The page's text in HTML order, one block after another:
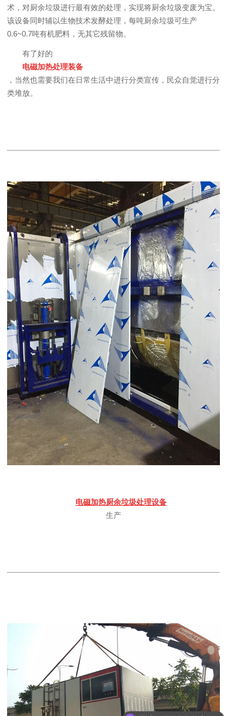
术，对厨余垃圾进行最有效的处理，实现将厨余垃圾变废为宝。
该设备同时辅以生物技术发酵处理，每吨厨余垃圾可生产
0.6~0.7吨有机肥料，无其它残留物。
有了好的
电磁加热处理装备
，当然也需要我们在日常生活中进行分类宣传，民众自觉进行分
类堆放。
电磁加热厨余垃圾处理设备
生产